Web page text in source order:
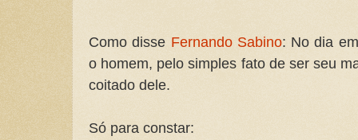
Como disse Fernando Sabino: No dia
o homem, pelo simples fato de ser seu
coitado dele.
Só para constar: